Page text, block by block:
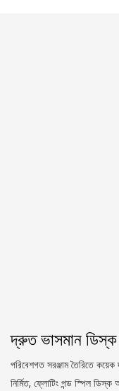
দ্রুত ভাসমান
পরিবেশগত সরঞ্জাম তৈরিতে
নির্মিত, ফ্লোটিং পন্ড স্পিল ডিস্ক